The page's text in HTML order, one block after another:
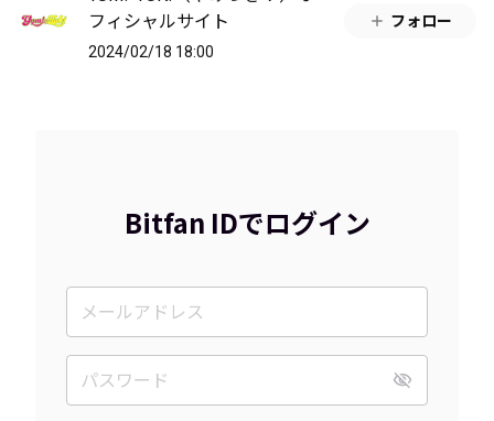
フィシャルサイト
2024/02/18 18:00
フォロー
Bitfan IDでログイン